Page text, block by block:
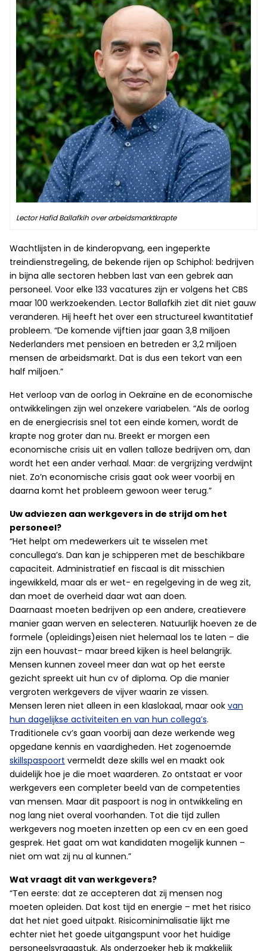
Lector Hafid Ballafkih over arbeidsmarktkrapte
Wachtlijsten in de kinderopvang, een ingeperkte
treindienstregeling, de bekende rijen op Schiphol: bedrijven
in bijna alle sectoren hebben last van een gebrek aan
personeel. Voor elke 133 vacatures zijn er volgens het CBS
maar 100 werkzoekenden. Lector Ballafkih ziet dit niet gauw
veranderen. Hij heeft het over een structureel kwantitatief
probleem. “De komende vijftien jaar gaan 3,8 miljoen
Nederlanders met pensioen en betreden er 3,2 miljoen
mensen de arbeidsmarkt. Dat is dus een tekort van een
half miljoen.”
Het verloop van de oorlog in Oekraïne en de economische
ontwikkelingen zijn wel onzekere variabelen. “Als de oorlog
en de energiecrisis snel tot een einde komen, wordt de
krapte nog groter dan nu. Breekt er morgen een
economische crisis uit en vallen talloze bedrijven om, dan
wordt het een ander verhaal. Maar: de vergrijzing verdwijnt
niet. Zo’n economische crisis gaat ook weer voorbij en
daarna komt het probleem gewoon weer terug.”
Uw adviezen aan werkgevers in de strijd om het
personeel?
“Het helpt om medewerkers uit te wisselen met
concullega’s. Dan kan je schipperen met de beschikbare
capaciteit. Administratief en fiscaal is dit misschien
ingewikkeld, maar als er wet- en regelgeving in de weg zit,
dan moet de overheid daar wat aan doen.
Daarnaast moeten bedrijven op een andere, creatievere
manier gaan werven en selecteren. Natuurlijk hoeven ze de
formele (opleidings)eisen niet helemaal los te laten – die
zijn een houvast– maar breed kijken is heel belangrijk.
Mensen kunnen zoveel meer dan wat op het eerste
gezicht spreekt uit hun cv of diploma. Op die manier
vergroten werkgevers de vijver waarin ze vissen.
Mensen leren niet alleen in een klaslokaal, maar ook van
hun dagelijkse activiteiten en van hun collega’s.
Traditionele cv’s gaan voorbij aan deze werkende weg
opgedane kennis en vaardigheden. Het zogenoemde
skillspaspoort vermeldt deze skills wel en maakt ook
duidelijk hoe je die moet waarderen. Zo ontstaat er voor
werkgevers een completer beeld van de competenties
van mensen. Maar dit paspoort is nog in ontwikkeling en
nog lang niet overal voorhanden. Tot die tijd zullen
werkgevers nog moeten inzetten op een cv en een goed
gesprek. Het gaat om wat kandidaten mogelijk kunnen –
niet om wat zij nu al kunnen.”
Wat vraagt dit van werkgevers?
“Ten eerste: dat ze accepteren dat zij mensen nog
moeten opleiden. Dat kost tijd en energie – met het risico
dat het niet goed uitpakt. Risicominimalisatie lijkt me
echter niet het goede uitgangspunt voor het huidige
personeelsvraagstuk. Als onderzoeker heb ik makkelijk